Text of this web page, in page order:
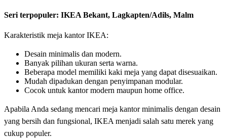
Seri terpopuler: IKEA Bekant, Lagkapten/Adils, Malm
Karakteristik meja kantor IKEA:
Desain minimalis dan modern.
Banyak pilihan ukuran serta warna.
Beberapa model memiliki kaki meja yang dapat disesuaikan.
Mudah dipadukan dengan penyimpanan modular.
Cocok untuk kantor modern maupun home office.
Apabila Anda sedang mencari meja kantor minimalis dengan desain
yang bersih dan fungsional, IKEA menjadi salah satu merek yang
cukup populer.